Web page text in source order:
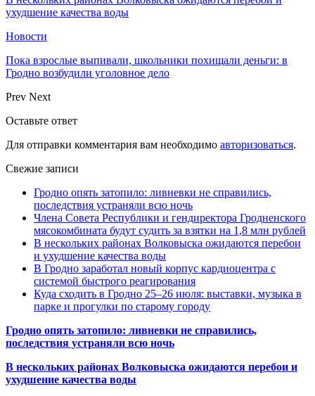
ухудшение качества воды
Новости
Пока взрослые выпивали, школьники похищали деньги: в
Гродно возбудили уголовное дело
Prev Next
Оставьте ответ
Для отправки комментария вам необходимо авторизоваться.
Свежие записи
Гродно опять затопило: ливневки не справились,
последствия устраняли всю ночь
Члена Совета Республики и гендиректора Гродненского
мясокомбината будут судить за взятки на 1,8 млн рублей
В нескольких районах Волковыска ожидаются перебои
и ухудшение качества воды
В Гродно заработал новый корпус кардиоцентра с
системой быстрого реагирования
Куда сходить в Гродно 25–26 июля: выставки, музыка в
парке и прогулки по старому городу
Гродно опять затопило: ливневки не справились,
последствия устраняли всю ночь
В нескольких районах Волковыска ожидаются перебои и
ухудшение качества воды